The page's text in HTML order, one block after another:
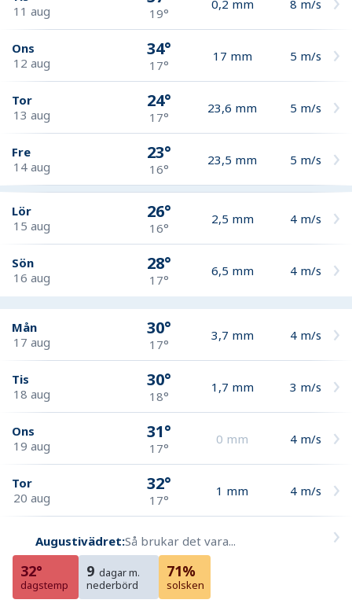
11 aug
19°
0,2 mm 8 m/s
Ons
12 aug
34°
17°
17 mm 5 m/s
Tor
13 aug
24°
17°
23,6 mm 5 m/s
Fre
14 aug
23°
16°
23,5 mm 5 m/s
Lör
15 aug
26°
16°
2,5 mm 4 m/s
Sön
16 aug
28°
17°
6,5 mm 4 m/s
Mån
17 aug
30°
17°
3,7 mm 4 m/s
Tis
18 aug
30°
18°
1,7 mm 3 m/s
Ons
19 aug
31°
17°
0 mm 4 m/s
Tor
20 aug
32°
17°
1 mm 4 m/s
Augustivädret:Så brukar det vara...
32°
dagstemp
9 dagar m.
nederbörd
71%
solsken